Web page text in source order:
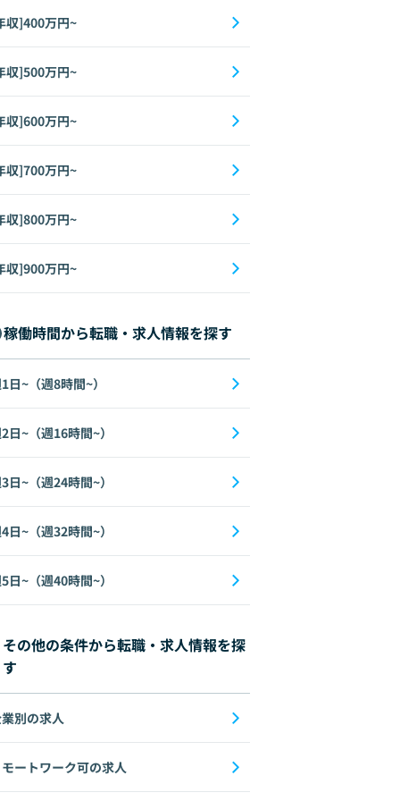
収]400万円~
収]500万円~
収]600万円~
収]700万円~
収]800万円~
収]900万円~
稼働時間から転職・求人情報を探す
日~（週8時間~）
日~（週16時間~）
日~（週24時間~）
日~（週32時間~）
日~（週40時間~）
その他の条件から転職・求人情報を探
す
別の求人
モートワーク可の求人